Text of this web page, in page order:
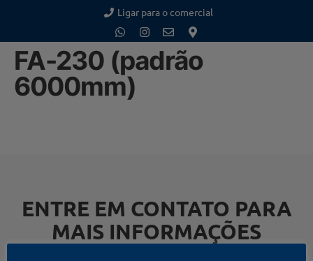
Ligar para o comercial
FA-230 (padrão
6000mm)
ENTRE EM CONTATO PARA
MAIS INFORMAÇÕES